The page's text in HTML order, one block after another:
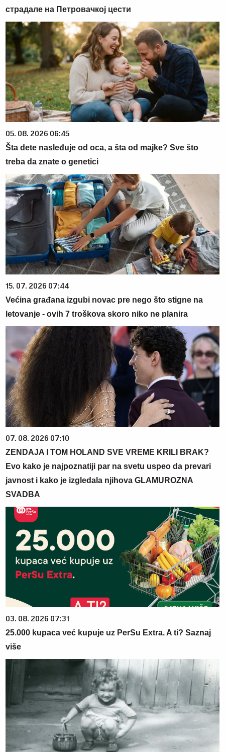
страдале на Петровачкој цести
05. 08. 2026 06:45
Šta dete nasleđuje od oca, a šta od majke? Sve što
treba da znate o genetici
15. 07. 2026 07:44
Većina građana izgubi novac pre nego što stigne na
letovanje - ovih 7 troškova skoro niko ne planira
07. 08. 2026 07:10
ZENDAJA I TOM HOLAND SVE VREME KRILI BRAK?
Evo kako je najpoznatiji par na svetu uspeo da prevari
javnost i kako je izgledala njihova GLAMUROZNA
SVADBA
03. 08. 2026 07:31
25.000 kupaca već kupuje uz PerSu Extra. A ti? Saznaj
više